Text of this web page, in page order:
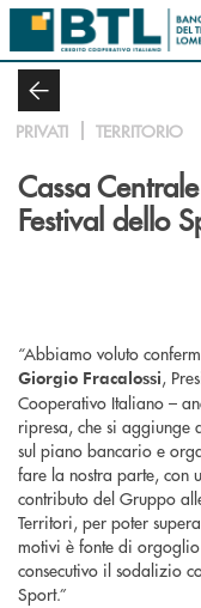
Salta al contenuto principale
PRIVATI TERRITORIO
Cassa
Festival dello
“Abbiamo voluto
Giorgio Fracalossi,
Cooperativo Italiano –
ripresa, che si aggiunge
sul piano bancario e
fare la nostra parte, con
contributo del Gruppo
Territori, per poter
motivi è fonte di
consecutivo il sodalizio
Sport.”